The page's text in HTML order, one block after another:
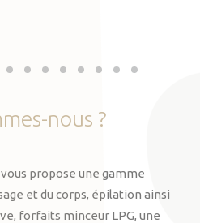
nous ?
vous propose une gamme
et du corps, épilation ainsi
forfaits minceur LPG, une